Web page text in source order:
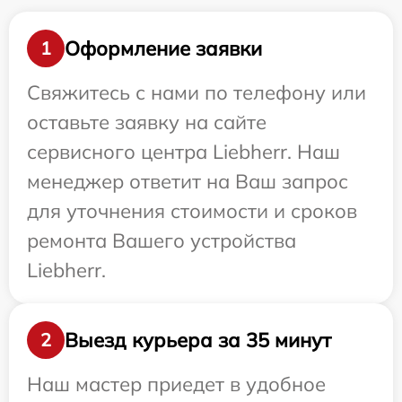
1
Оформление заявки
Свяжитесь с нами по телефону или
оставьте заявку на сайте
сервисного центра Liebherr. Наш
менеджер ответит на Ваш запрос
для уточнения стоимости и сроков
ремонта Вашего устройства
Liebherr.
2
Выезд курьера за 35 минут
Наш мастер приедет в удобное